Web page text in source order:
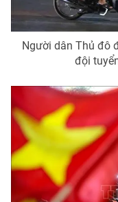
Theo dõi báo trên
Cơ quan chủ quản:Đài
Cơ quan báo chí:
Thời
Giấy phép hoạt động
cấp ngày 29/12/2023
Tổng Biên tập:
Vũ
Phó Tổng Biên tập:
Nguyễn Trọng Ninh
Người dân Thủ đô
đội